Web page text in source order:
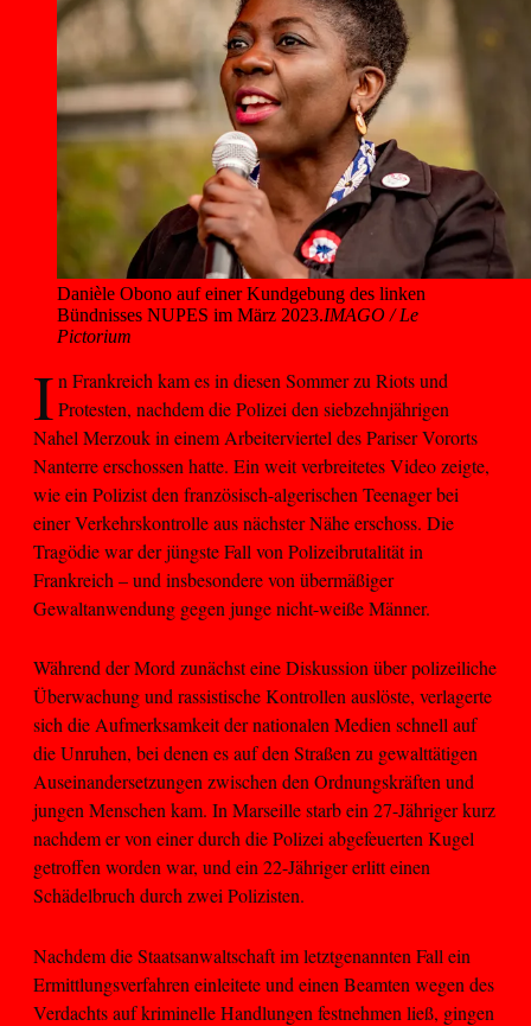
Danièle Obono auf einer Kundgebung des linken
Bündnisses NUPES im März 2023.IMAGO / Le
Pictorium
In Frankreich kam es in diesen Sommer zu Riots und
Protesten, nachdem die Polizei den siebzehnjährigen
Nahel Merzouk in einem Arbeiterviertel des Pariser Vororts
Nanterre erschossen hatte. Ein weit verbreitetes Video zeigte,
wie ein Polizist den französisch-algerischen Teenager bei
einer Verkehrskontrolle aus nächster Nähe erschoss. Die
Tragödie war der jüngste Fall von Polizeibrutalität in
Frankreich – und insbesondere von übermäßiger
Gewaltanwendung gegen junge nicht-weiße Männer.
Während der Mord zunächst eine Diskussion über polizeiliche
Überwachung und rassistische Kontrollen auslöste, verlagerte
sich die Aufmerksamkeit der nationalen Medien schnell auf
die Unruhen, bei denen es auf den Straßen zu gewalttätigen
Auseinandersetzungen zwischen den Ordnungskräften und
jungen Menschen kam. In Marseille starb ein 27-Jähriger kurz
nachdem er von einer durch die Polizei abgefeuerten Kugel
getroffen worden war, und ein 22-Jähriger erlitt einen
Schädelbruch durch zwei Polizisten.
Nachdem die Staatsanwaltschaft im letztgenannten Fall ein
Ermittlungsverfahren einleitete und einen Beamten wegen des
Verdachts auf kriminelle Handlungen festnehmen ließ, gingen